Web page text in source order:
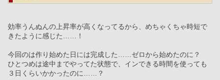
効率うんぬんの上昇率が高くなってるから、めちゃくちゃ時短で
きたように感じた……！
今回のは作り始めた日には完成した……ゼロから始めたのに？
ひとつめは途中までやってた状態で、インできる時間を使っても
３日くらいかかったのに……？